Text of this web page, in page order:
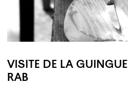
VISITE DE LA
RAB